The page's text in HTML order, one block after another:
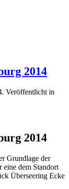
2014
. Veröffentlicht in
2014
Grundlage der
dem Standort
Überseering Ecke